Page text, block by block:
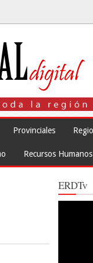
Provinciales
Recursos Humanos
ERDTv